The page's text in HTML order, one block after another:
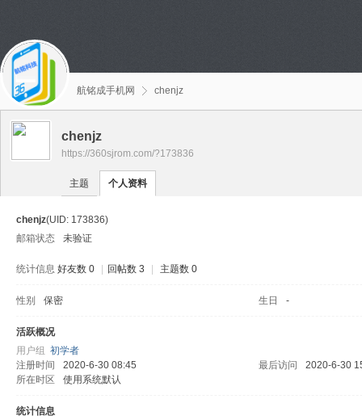
航铭成手机网 chenjz
chenjz
https://360sjrom.com/?173836
主题 个人资料
chenjz(UID: 173836)
邮箱状态
未验证
统计信息 好友数 0 回帖数 3 主题数 0
性别 保密 生日 -
活跃概况
用户组 初学者
注册时间
2020-6-30 08:45 最后访问
2020-6-30
所在时区
使用系统默认
统计信息